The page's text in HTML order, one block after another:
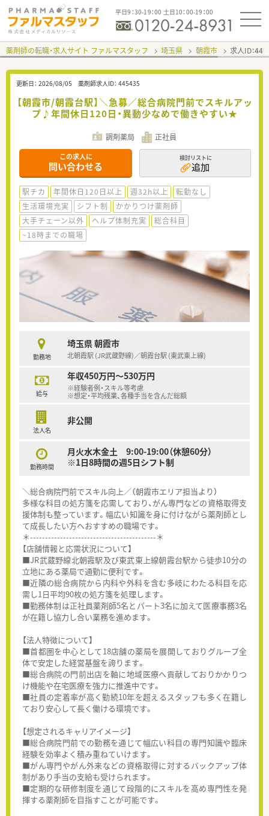
平日9：30-19：00 土日10：00-19：00
薬剤師の転職・求人サイト ファルマスタッフ 埼玉県 朝霞市 求人ID：
更新日： 2026/08/05 薬剤師求人ID： 445435
【朝霞市/朝霞台駅】＼急募／総合病院門前でスキルアッ
プ♪年間休日120日・異動少なめで働きやすい★
調剤薬局 正社員
この求人に
問い合わせる
検討リストに
追加
駅チカ 年間休日120日以上 週32h以上
転勤なし
生活環境充実
シフト制
かかりつけ薬剤師
大手チェーン以外
ヘルプ体制充実
総合科目
~18時までの職場
勤務地
埼玉県 朝霞市
北朝霞駅 (JR武蔵野線)／朝霞台駅 (東武東上線)
給与
年収450万円～530万円
※経験者例・スキル等考慮
※想定・平均残業、各種手当を含んだ総額
法人名
非公開
勤務時間
月火水木金土 9:00-19:00（休憩60分）
※1日8時間の週5日シフト制
＼総合病院門前でスキル向上／（朝霞市エリア担当より）
多様な科目の処方箋を応需しており、がん専門などの資格取得支
援体制も整っています。幅広い知識を身に付けながら薬剤師とし
て成長したい方へおすすめの職場です。
＊------------------------------------------＊
【店舗情報と応需状況について】
■JR武蔵野線北朝霞駅及び東武東上線朝霞台駅から徒歩10分の
立地にある薬局で通勤に便利です。
■近隣の総合病院から内科や外科を含む多岐にわたる科目を応
需し1日平均90枚の処方箋を処理します。
■勤務体制は正社員薬剤師5名とパート3名に加えて医療事務3名
が在籍し協力し合い業務を進めます。
【法人特徴について】
■首都圏を中心として18店舗の薬局を展開しておりグループ全
体で安定した経営基盤を誇ります。
■総合病院の門前出店を軸に地域医療へ貢献しておりかかりつ
け機能や在宅医療を強力に推進中です。
■社員の定着率が高く勤続10年を超えるスタッフも多く在籍し
ており安心して長く働ける環境です。
【想定されるキャリアイメージ】
■総合病院門前での勤務を通じて幅広い科目の専門知識や臨床
経験を効率よく積み重ねていけます。
■がん専門やがん外来などの資格取得に対するバックアップ体
制があり手当の支給も受けられます。
■定期的な研修制度を通じて段階的にスキルを高め専門性を発
揮する薬剤師を目指すことが可能です。